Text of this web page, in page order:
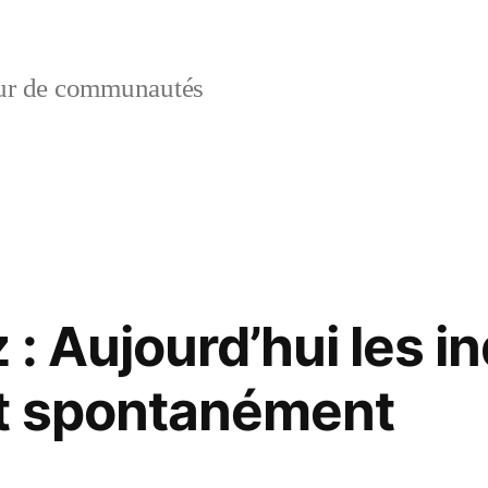
de communautés
: Aujourd’hui les
spontanément